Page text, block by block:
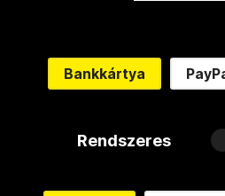
Bankkártya
Rendszeres